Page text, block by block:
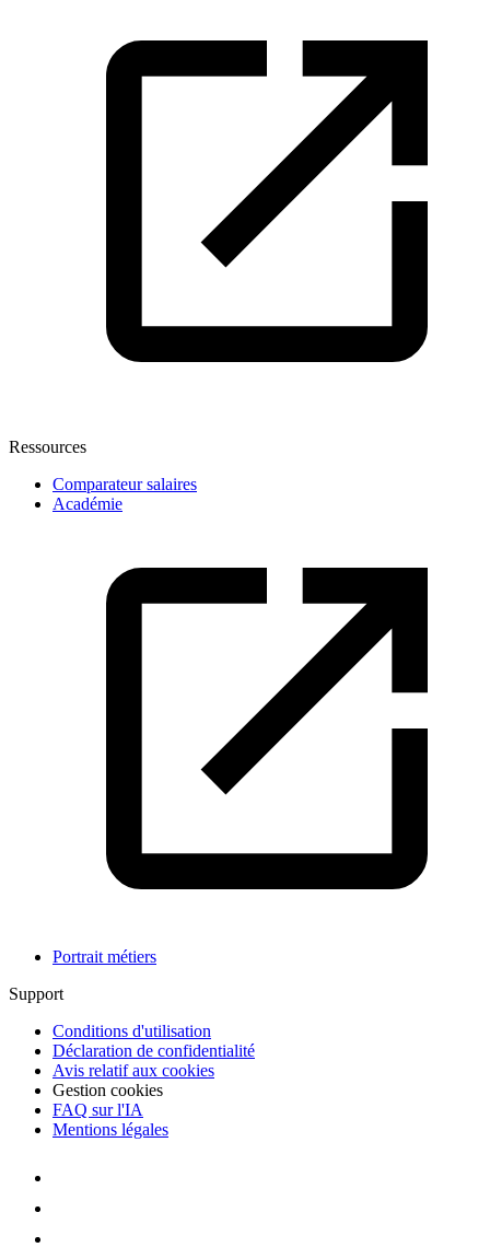
Ressources
Comparateur salaires
Académie
Portrait métiers
Support
Conditions d'utilisation
Déclaration de confidentialité
Avis relatif aux cookies
Gestion cookies
FAQ sur l'IA
Mentions légales